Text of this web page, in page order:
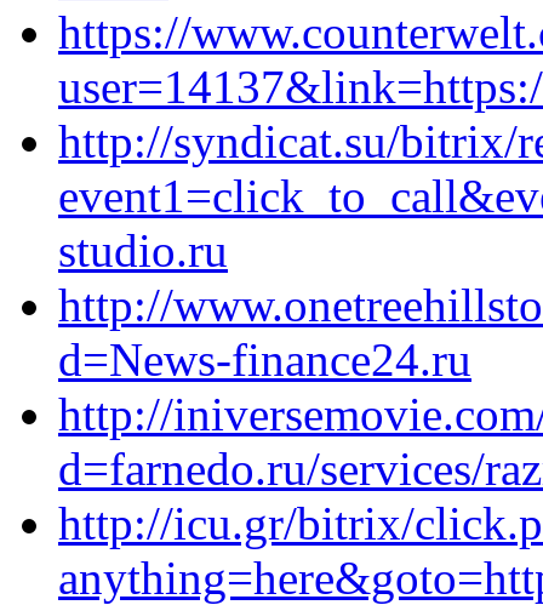
https://
http://syndicat.su/bitrix/
studio.ru
http://
d=News-finance24.ru
http://
d=farnedo.ru/services/
http://icu.gr/bitrix/